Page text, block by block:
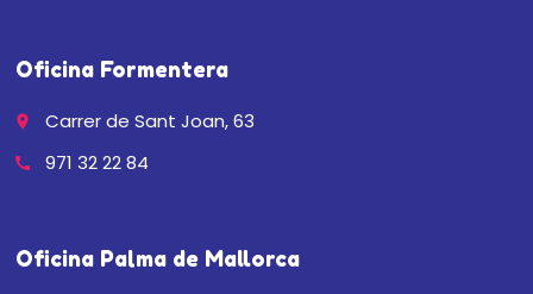
Oficina Formentera
place Carrer de Sant Joan, 63
call 971 32 22 84
Oficina Palma de Mallorca